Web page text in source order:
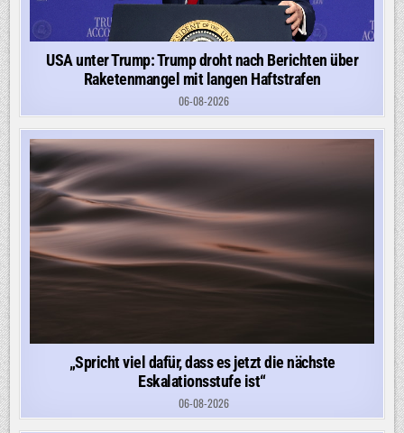
USA unter Trump: Trump droht nach Berichten über
Raketenmangel mit langen Haftstrafen
06-08-2026
„Spricht viel dafür, dass es jetzt die nächste
Eskalationsstufe ist“
06-08-2026